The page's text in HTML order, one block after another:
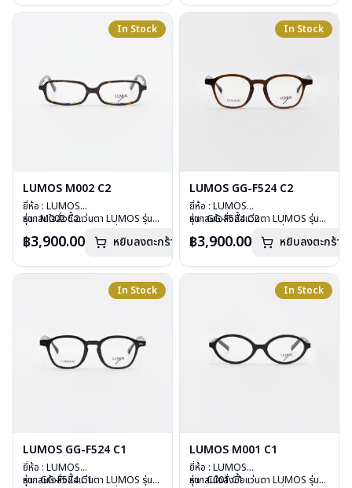
In Stock
LUMOS M002 C2
ยี่ห้อ : LUMOS
รุ่น : M002 C2
เลนส์ : Demo Lens
น้ำหนัก : 20 กรัม
อุปกรณ์ : กล่องแว่น , ผ้าเช็ดแว่น
หากสนใจสั่งชื้อแว่นตา LUMOS รุ่น
กรุณาติดต่อเราคลิก
฿3,900.00 หยิบลงตะกร้า
In Stock
LUMOS GG-F524 C2
ยี่ห้อ : LUMOS
รุ่น : GG-F524 C2
เลนส์ : Demo Lens
น้ำหนัก : 29 กรัม
อุปกรณ์ : กล่องแว่น , ผ้าเช็ดแว่น
หากสนใจสั่งชื้อแว่นตา LUMOS รุ่น
กรุณาติดต่อเราคลิก
฿3,900.00 หยิบลงตะกร้า
In Stock
LUMOS GG-F524 C1
ยี่ห้อ : LUMOS
รุ่น : GG-F524 C1
หากสนใจสั่งชื้อแว่นตา LUMOS รุ่น
In Stock
LUMOS M001 C1
ยี่ห้อ : LUMOS
รุ่น : C001 C1
หากสนใจสั่งชื้อแว่นตา LUMOS รุ่น